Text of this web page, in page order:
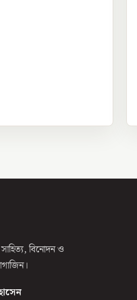
সাহিত্য, বিনোদন ও